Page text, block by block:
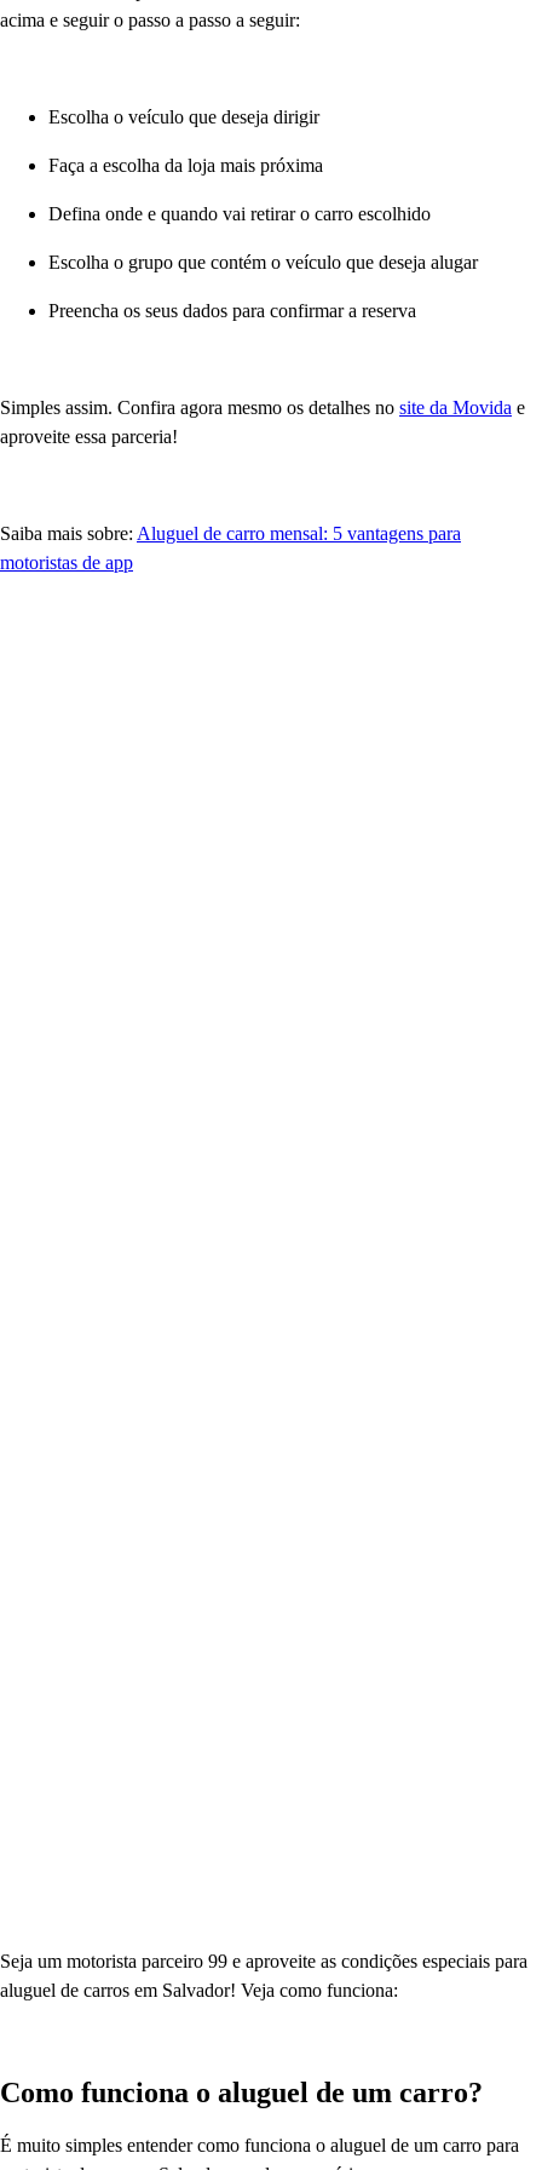
acima e seguir o passo a passo a seguir:
Escolha o veículo que deseja dirigir
Faça a escolha da loja mais próxima
Defina onde e quando vai retirar o carro escolhido
Escolha o grupo que contém o veículo que deseja alugar
Preencha os seus dados para confirmar a reserva
Simples assim. Confira agora mesmo os detalhes no site da Movida e
aproveite essa parceria!
Saiba mais sobre: Aluguel de carro mensal: 5 vantagens para
motoristas de app
Seja um motorista parceiro 99 e aproveite as condições especiais para
aluguel de carros em Salvador! Veja como funciona:
Como funciona o aluguel de um carro?
É muito simples entender como funciona o aluguel de um carro para